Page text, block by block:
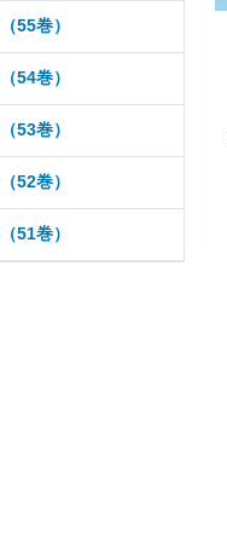
55巻）
54巻）
53巻）
52巻）
51巻）